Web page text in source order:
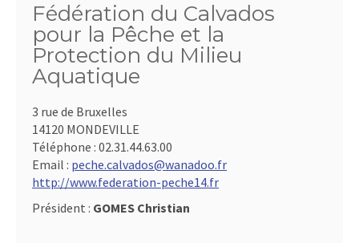
Fédération du Calvados
pour la Pêche et la
Protection du Milieu
Aquatique
3 rue de Bruxelles
14120 MONDEVILLE
Téléphone : 02.31.44.63.00
Email : peche.calvados@wanadoo.fr
http://www.federation-peche14.fr
Président : GOMES Christian